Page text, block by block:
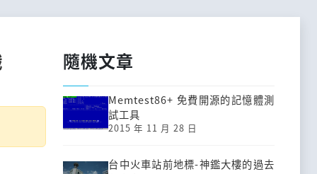
隨機文章
Memtest86+ 免費開源的記憶體測
試工具
2015 年 11 月 28 日
台中火車站前地標-神鑑大樓的過去